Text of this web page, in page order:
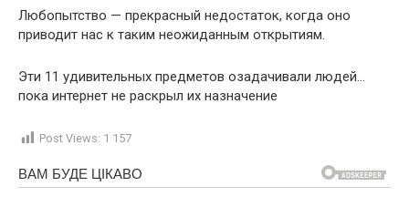
Любопытство — прекрасный недостаток, когда оно
приводит нас к таким неожиданным открытиям.
Эти 11 удивительных предметов озадачивали людей…
пока интернет не раскрыл их назначение
Post Views: 1 157